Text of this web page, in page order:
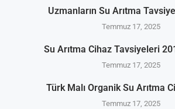
Uzmanların Su Arıtma
Temmuz 17, 2025
Su Arıtma Cihaz Tavsiyeleri
Temmuz 17, 2025
Türk Malı Organik Su Arıtma
Temmuz 17, 2025